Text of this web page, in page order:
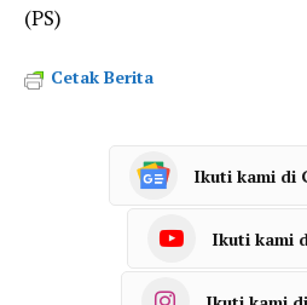
(PS)
Cetak Berita
Ikuti kami di
Ikuti kami